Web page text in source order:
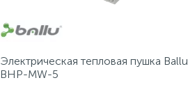
Электрическая тепловая пушка Ballu
BHP-MW-5